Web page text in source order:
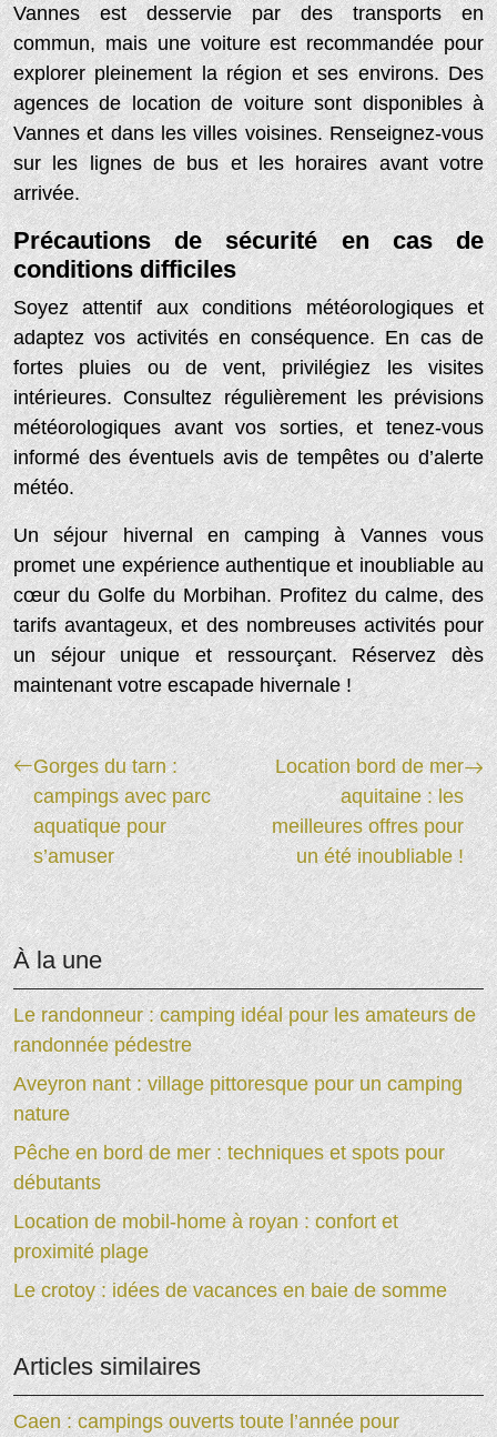
Vannes est desservie par des transports en
commun, mais une voiture est recommandée pour
explorer pleinement la région et ses environs. Des
agences de location de voiture sont disponibles à
Vannes et dans les villes voisines. Renseignez-vous
sur les lignes de bus et les horaires avant votre
arrivée.
Précautions de sécurité en cas de
conditions difficiles
Soyez attentif aux conditions météorologiques et
adaptez vos activités en conséquence. En cas de
fortes pluies ou de vent, privilégiez les visites
intérieures. Consultez régulièrement les prévisions
météorologiques avant vos sorties, et tenez-vous
informé des éventuels avis de tempêtes ou d’alerte
météo.
Un séjour hivernal en camping à Vannes vous
promet une expérience authentique et inoubliable au
cœur du Golfe du Morbihan. Profitez du calme, des
tarifs avantageux, et des nombreuses activités pour
un séjour unique et ressourçant. Réservez dès
maintenant votre escapade hivernale !
Gorges du tarn :
campings avec parc
aquatique pour
s’amuser
Location bord de mer
aquitaine : les
meilleures offres pour
un été inoubliable !
À la une
Le randonneur : camping idéal pour les amateurs de
randonnée pédestre
Aveyron nant : village pittoresque pour un camping
nature
Pêche en bord de mer : techniques et spots pour
débutants
Location de mobil-home à royan : confort et
proximité plage
Le crotoy : idées de vacances en baie de somme
Articles similaires
Caen : campings ouverts toute l’année pour